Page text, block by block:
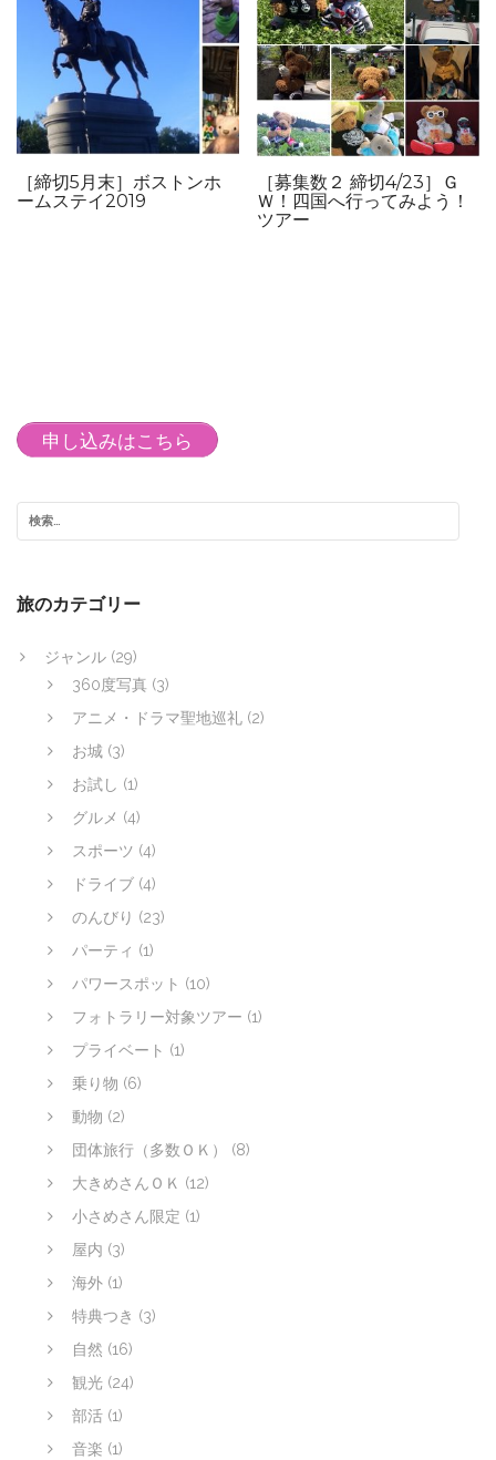
［締切5月末］ボストンホ
ームステイ2019
［募集数２ 締切4/23］Ｇ
Ｗ！四国へ行ってみよう！
ツアー
申し込みはこちら
旅のカテゴリー
ジャンル (29)
360度写真 (3)
アニメ・ドラマ聖地巡礼 (2)
お城 (3)
お試し (1)
グルメ (4)
スポーツ (4)
ドライブ (4)
のんびり (23)
パーティ (1)
パワースポット (10)
フォトラリー対象ツアー (1)
プライベート (1)
乗り物 (6)
動物 (2)
団体旅行（多数ＯＫ）
(8)
大きめさんＯＫ (12)
小さめさん限定 (1)
屋内 (3)
海外 (1)
特典つき (3)
自然 (16)
観光 (24)
部活 (1)
音楽 (1)